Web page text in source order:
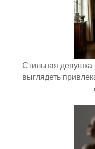
Стильная девушка
выглядеть